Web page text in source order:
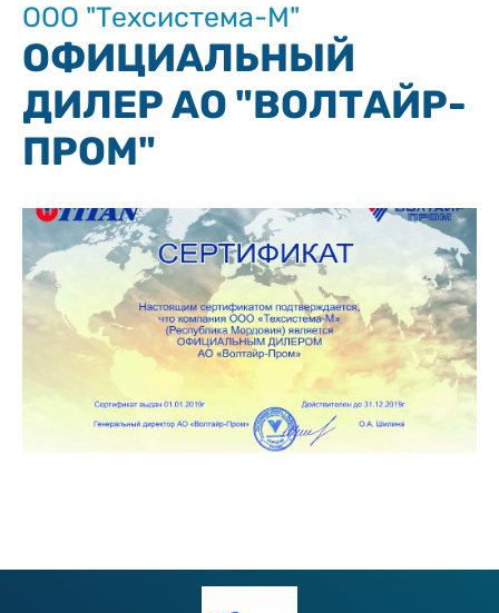
ООО "Техсистема-М"
ОФИЦИАЛЬНЫЙ
ДИЛЕР АО "ВОЛТАЙР-
ПРОМ"